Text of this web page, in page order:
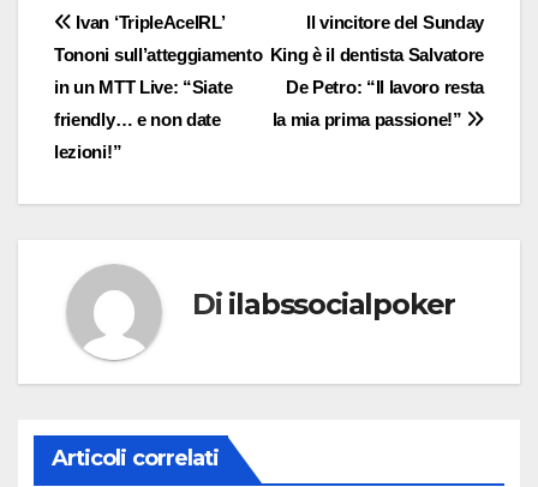
Navigazione
articoli
Il vincitore del Sunday
King è il dentista Salvatore
De Petro: “Il lavoro resta
la mia prima passione!”
Ivan ‘TripleAceIRL’
Tononi sull’atteggiamento
in un MTT Live: “Siate
friendly… e non date
lezioni!”
Di ilabssocialpoker
Articoli correlati